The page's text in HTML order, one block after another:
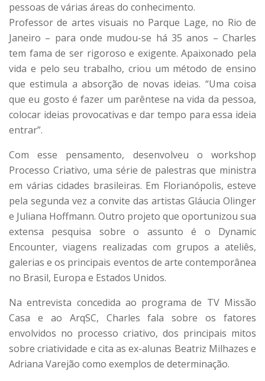
pessoas de várias áreas do conhecimento.
Professor de artes visuais no Parque Lage, no Rio de
Janeiro – para onde mudou-se há 35 anos – Charles
tem fama de ser rigoroso e exigente. Apaixonado pela
vida e pelo seu trabalho, criou um método de ensino
que estimula a absorção de novas ideias. “Uma coisa
que eu gosto é fazer um parêntese na vida da pessoa,
colocar ideias provocativas e dar tempo para essa ideia
entrar”.
Com esse pensamento, desenvolveu o workshop
Processo Criativo, uma série de palestras que ministra
em várias cidades brasileiras. Em Florianópolis, esteve
pela segunda vez a convite das artistas Gláucia Olinger
e Juliana Hoffmann. Outro projeto que oportunizou sua
extensa pesquisa sobre o assunto é o Dynamic
Encounter, viagens realizadas com grupos a ateliês,
galerias e os principais eventos de arte contemporânea
no Brasil, Europa e Estados Unidos.
Na entrevista concedida ao programa de TV Missão
Casa e ao ArqSC, Charles fala sobre os fatores
envolvidos no processo criativo, dos principais mitos
sobre criatividade e cita as ex-alunas Beatriz Milhazes e
Adriana Varejão como exemplos de determinação.